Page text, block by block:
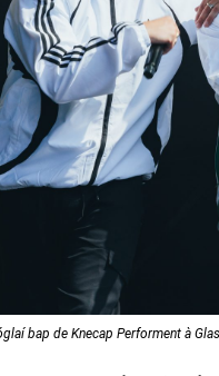
bap de Knecap Performent à